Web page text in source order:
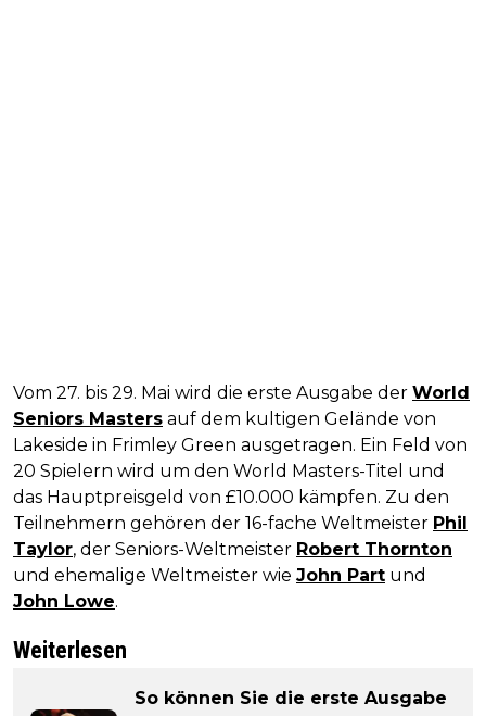
Vom 27. bis 29. Mai wird die erste Ausgabe der World
Seniors Masters auf dem kultigen Gelände von
Lakeside in Frimley Green ausgetragen. Ein Feld von
20 Spielern wird um den World Masters-Titel und
das Hauptpreisgeld von £10.000 kämpfen. Zu den
Teilnehmern gehören der 16-fache Weltmeister Phil
Taylor, der Seniors-Weltmeister Robert Thornton
und ehemalige Weltmeister wie John Part und
John Lowe.
Weiterlesen
So können Sie die erste Ausgabe